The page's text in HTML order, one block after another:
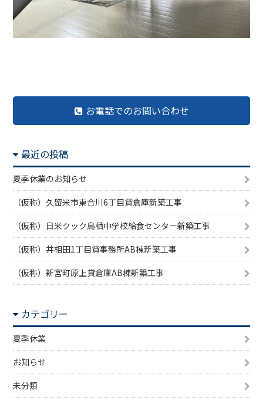
お電話でのお問い合わせ
最近の投稿
夏季休業のお知らせ
（仮称）久留米市東合川6丁目貸倉庫新築工事
（仮称）日米クック鳥栖中学校給食センター新築工事
（仮称）井相田1丁目貸事務所AB棟新築工事
（仮称）新宮町原上貸倉庫AB棟新築工事
カテゴリー
夏季休業
お知らせ
未分類